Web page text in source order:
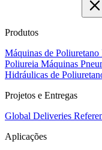
Produtos
Máquinas de Poliuretano
Poliureia Máquinas
Hidráulicas de
Projetos e Entregas
Global Deliveries
Aplicações